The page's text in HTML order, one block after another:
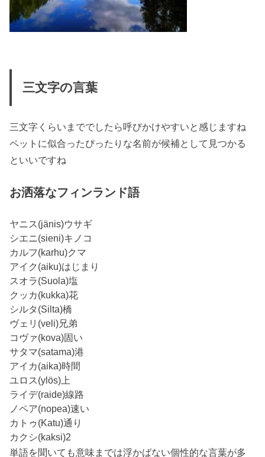
三文字の言葉
三文字くらいまででしたら呼びかけやすいと感じますね
ペットに似合ったぴったりな名前が候補として見つかる
といいですね
お洒落なフィンランド語
ヤニス(jänis)ウサギ
シエニ(sieni)キノコ
カルフ(karhu)クマ
アイク(aiku)はじまり
スオラ(Suola)塩
クッカ(kukka)花
シルタ(Silta)橋
ヴェリ(veli)兄弟
コヴァ(kova)固い
サタマ(satama)港
アイカ(aika)時間
ユロス(ylös)上
ライデ(raide)線路
ノペア(nopea)速い
カトゥ(Katu)通り
カクシ(kaksi)2
単語を聞いても意味までは浮かばない個性的な言葉が多